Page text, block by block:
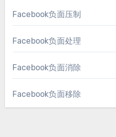
Facebook负面压制
Facebook负面处理
Facebook负面消除
Facebook负面移除